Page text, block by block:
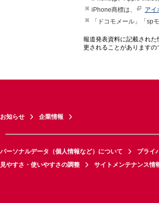
iPhone商標は、
アイ
「ドコモメール」「sp
報道発表資料に記載され
更されることがあります
お知らせ 企業情報
パーソナルデータ（個人情報など）について プライ
見やすさ・使いやすさの調整
サイトメンテナンス情